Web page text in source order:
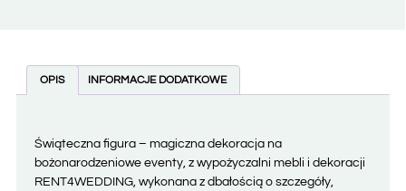
OPIS INFORMACJE DODATKOWE
Świąteczna figura – magiczna dekoracja na
bożonarodzeniowe eventy, z wypożyczalni mebli i dekoracji
RENT4WEDDING, wykonana z dbałością o szczegóły,